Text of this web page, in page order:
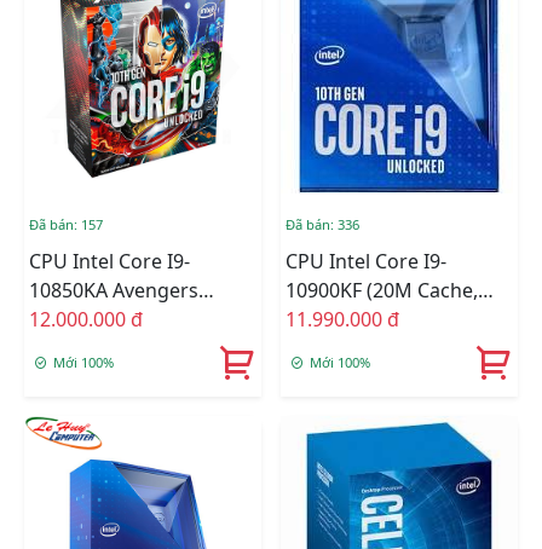
Đã bán: 157
CPU Intel Core I9-
10850KA Avengers
Edition / 20MB / 3.6GHz /
12.000.000 đ
Mới 100%
Đã bán: 336
CPU Intel Core I9-
10900KF (20M Cache,
3.70 GHz Up To 5.30
1200, Comet Lake-S)
11.990.000 đ
Mới 100%